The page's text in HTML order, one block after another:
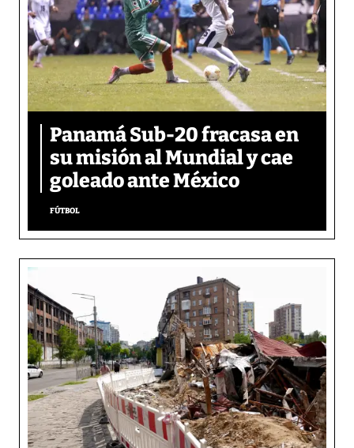
Panamá Sub-20 fracasa en
su misión al Mundial y cae
goleado ante México
FÚTBOL